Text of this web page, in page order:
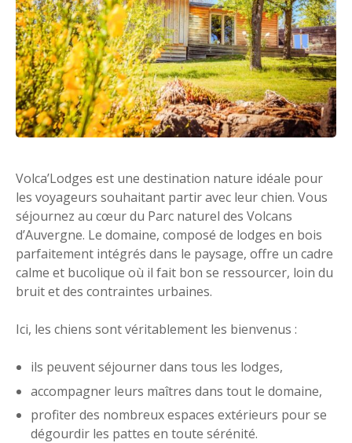
Volca’Lodges est une destination nature idéale pour
les voyageurs souhaitant partir avec leur chien. Vous
séjournez au cœur du Parc naturel des Volcans
d’Auvergne. Le domaine, composé de lodges en bois
parfaitement intégrés dans le paysage, offre un cadre
calme et bucolique où il fait bon se ressourcer, loin du
bruit et des contraintes urbaines.
Ici, les chiens sont véritablement les bienvenus :
ils peuvent séjourner dans tous les lodges,
accompagner leurs maîtres dans tout le domaine,
profiter des nombreux espaces extérieurs pour se
dégourdir les pattes en toute sérénité.